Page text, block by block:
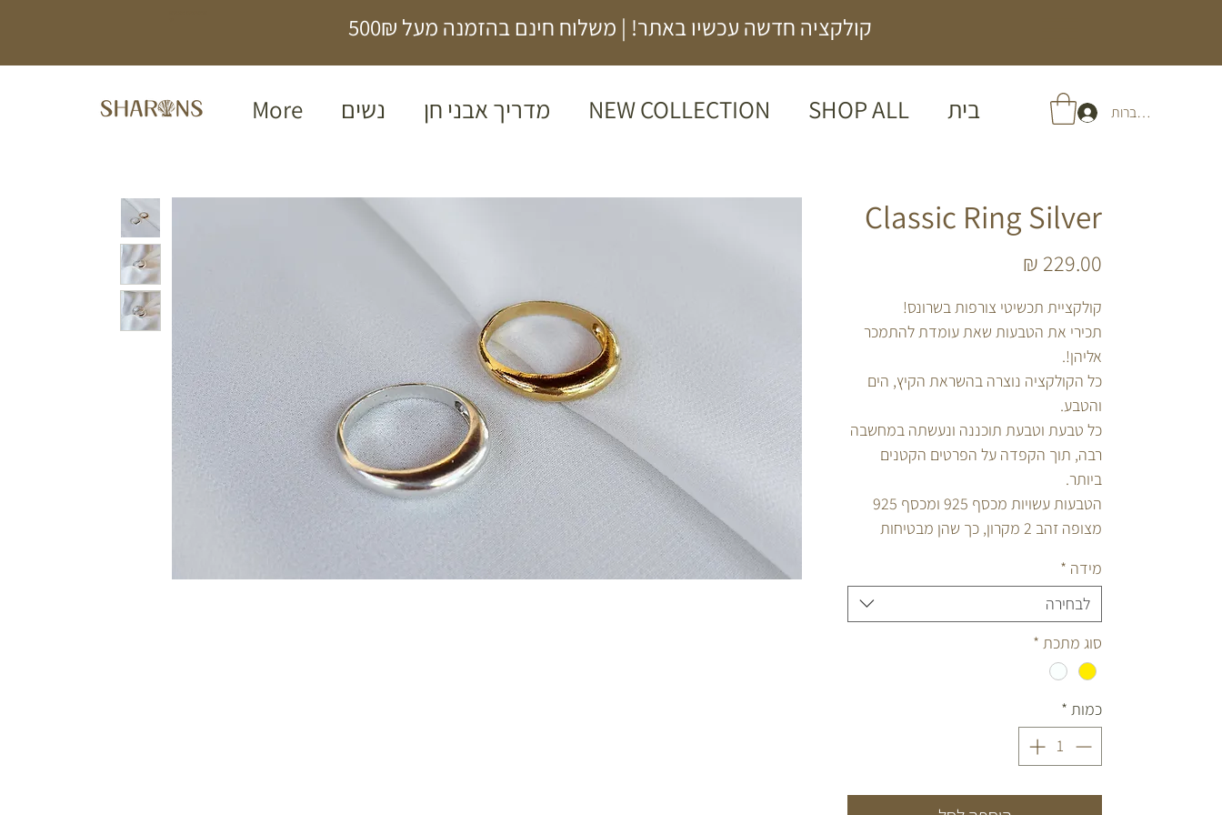
קולקציה חדשה עכשיו באתר! | משלוח חינם בהזמנה מעל 500₪
בית SHOP ALL
NEW COLLECTION מדריך אבני חן נשים More להתחברות
Classic Ring Silver
קולקציית תכשיטי צורפות בשרונס!
תכירי את הטבעות שאת עומדת להתמכר
אליהן!.
כל הקולקציה נוצרה בהשראת הקיץ, הים
והטבע.
כל טבעת וטבעת תוכננה ונעשתה במחשבה
רבה, תוך הקפדה על הפרטים הקטנים
ביותר.
הטבעות עשויות מכסף 925 ומכסף 925
מצופה זהב 2 מקרון, כך שהן מבטיחות
מידה *
לבחירה
סוג מתכת *
כמות *